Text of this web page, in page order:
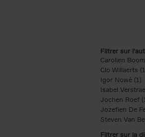
Filtrer sur
Carolien
Clo Willaerts
Igor Nowé (1)
Isabel
Jochen Roef
Jozefien De
Steven Van
Filtrer sur la